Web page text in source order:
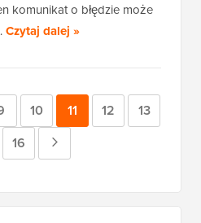
komunikat o błędzie może
Czytaj dalej »
Strona
10 Strona
11 Strona
12 Strona
13
Strona
16